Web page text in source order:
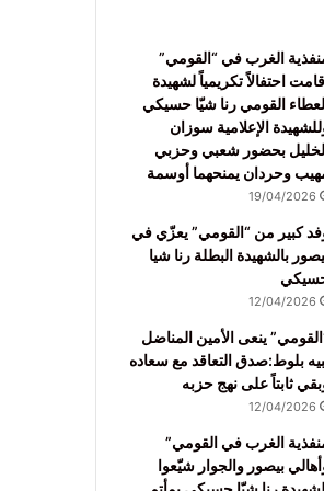
الغرب في “القومي”
احتفالاً تكريمياً لشهيدة
القومي رنا شيّا حسيكي
الإعلامية سوزان
بحضور شعبي وحزبي
وحردان يمنحهما أوسمة
19/04/2026
كبير من “القومي” يعزّي في
بالشهيدة البطلة رنا شيا
12/04/2026
ينعى الأمين المناضل
بلوط:صدق التعاقد مع سعاده
ثابتاً على نهج حزبه
12/04/2026
الغرب في القومي”
بيصور والجوار شيّعوا